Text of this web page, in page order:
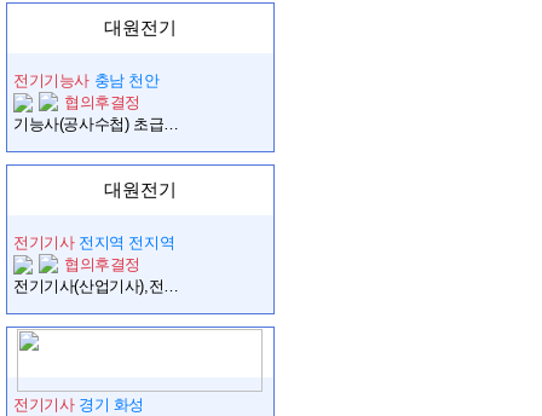
대원전기
전기기능사 충남 천안
협의후결정
기능사(공사수첩) 초급이상 구인합니다 비상주 가능합니다
대원전기
전기기사 전지역 전지역
협의후결정
전기기사(산업기사),전기공사기사(산업기사),전기기능사 중급수첩 모집합니다
전기기사 경기 화성